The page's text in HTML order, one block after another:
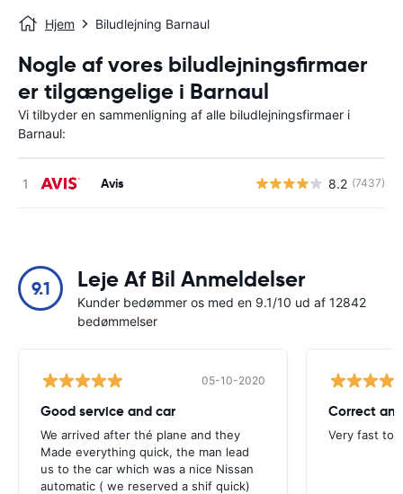
Hjem Biludlejning Barnaul
Nogle af vores biludlejningsfirmaer
er tilgængelige i Barnaul
Vi tilbyder en sammenligning af alle biludlejningsfirmaer i
Barnaul:
Avis 8.2 (7437)
9.1 Leje Af Bil Anmeldelser
Kunder bedømmer os med en 9.1/10 ud af 12842
bedømmelser
05-10-2020
Good service and car
We arrived after thé plane and they
Made everything quick, the man lead
us to the car which was a nice Nissan
automatic ( we reserved a shif quick)
Correct
Very fast to